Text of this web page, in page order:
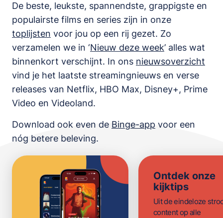
De beste, leukste, spannendste, grappigste en
populairste films en series zijn in onze
toplijsten voor jou op een rij gezet. Zo
verzamelen we in ‘Nieuw deze week’ alles wat
binnenkort verschijnt. In ons nieuwsoverzicht
vind je het laatste streamingnieuws en verse
releases van Netflix, HBO Max, Disney+, Prime
Video en Videoland.
Download ook even de Binge-app voor een
nóg betere beleving.
Ontdek onze
kijktips
Uit de eindeloze
content op alle